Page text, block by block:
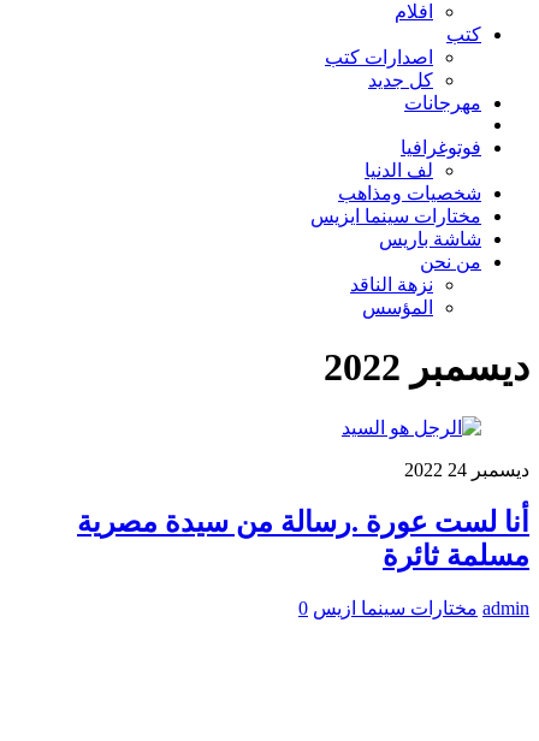
افلام
كتب
اصدارات كتب
كل جديد
مهرجانات
فوتوغرافيا
لف الدنيا
شخصيات ومذاهب
مختارات سينما ايزيس
شاشة باريس
من نحن
نزهة الناقد
المؤسس
ديسمبر 2022
ديسمبر 24
2022
أنا لست عورة .رسالة من سيدة مصرية
مسلمة ثائرة
admin مختارات سينما ازيس 0